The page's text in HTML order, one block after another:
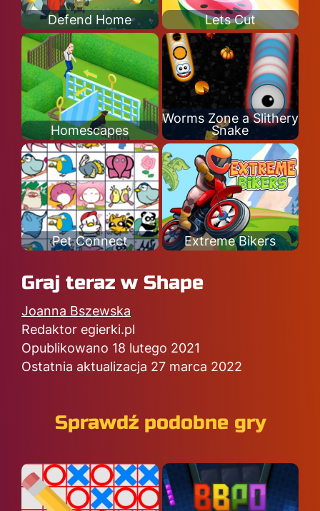
Defend Home Lets Cut
Homescapes
Worms Zone a Slithery
Snake
Pet Connect Extreme Bikers
Graj teraz w Shape
Joanna Bszewska
Redaktor egierki.pl
Opublikowano 18 lutego 2021
Ostatnia aktualizacja 27 marca 2022
Sprawdź podobne gry